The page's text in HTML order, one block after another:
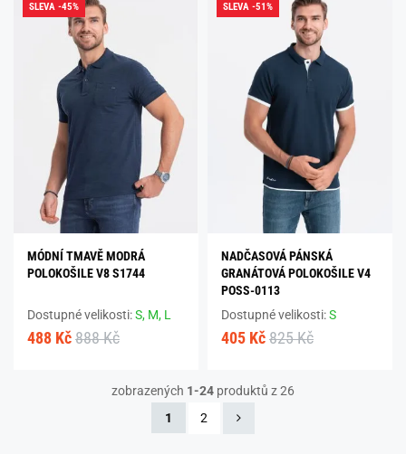
SLEVA -45%
MÓDNÍ TMAVĚ MODRÁ
POLOKOŠILE V8 S1744
Dostupné velikosti:S, M, L
488 Kč 888 Kč
SLEVA -51%
NADČASOVÁ PÁNSKÁ
GRANÁTOVÁ POLOKOŠILE V4
POSS-0113
Dostupné velikosti:S
405 Kč 825 Kč
zobrazených 1-24produktů z 26
1
2